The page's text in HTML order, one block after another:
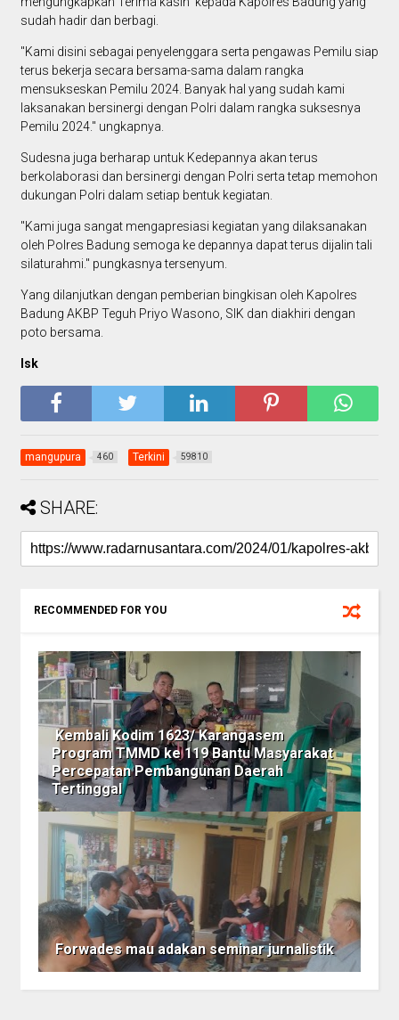
sudah hadir dan berbagi.
"Kami disini sebagai penyelenggara serta pengawas Pemilu siap
terus bekerja secara bersama-sama dalam rangka
mensukseskan Pemilu 2024. Banyak hal yang sudah kami
laksanakan bersinergi dengan Polri dalam rangka suksesnya
Pemilu 2024." ungkapnya.
Sudesna juga berharap untuk Kedepannya akan terus
berkolaborasi dan bersinergi dengan Polri serta tetap memohon
dukungan Polri dalam setiap bentuk kegiatan.
"Kami juga sangat mengapresiasi kegiatan yang dilaksanakan
oleh Polres Badung semoga ke depannya dapat terus dijalin tali
silaturahmi." pungkasnya tersenyum.
Yang dilanjutkan dengan pemberian bingkisan oleh Kapolres
Badung AKBP Teguh Priyo Wasono, SIK dan diakhiri dengan
poto bersama.
Isk
mangupura 460 Terkini 59810
SHARE:
RECOMMENDED FOR YOU
Kembali Kodim 1623/ Karangasem
Program TMMD ke 119 Bantu Masyarakat
Percepatan Pembangunan Daerah
Tertinggal
Forwades mau adakan seminar jurnalistik